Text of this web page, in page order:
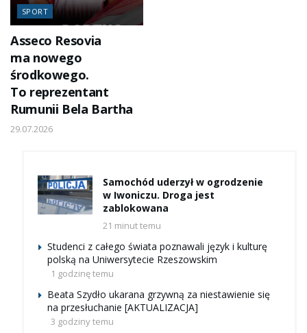
SPORT
Asseco Resovia
ma nowego
środkowego.
To reprezentant
Rumunii Bela Bartha
29.07.2026
Samochód uderzył w ogrodzenie
w Iwoniczu. Droga jest
zablokowana
21 minut temu
Studenci z całego świata poznawali język i kulturę
polską na Uniwersytecie Rzeszowskim
1 godzinę temu
Beata Szydło ukarana grzywną za niestawienie się
na przesłuchanie [AKTUALIZACJA]
3 godziny temu